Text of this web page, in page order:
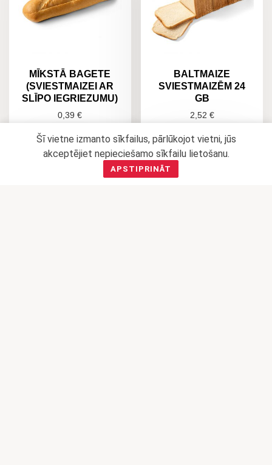
MĪKSTĀ BAGETE
(SVIESTMAIZEI AR
SLĪPO IEGRIEZUMU)
0,39€
LASĪT VAIRĀK
BALTMAIZE
SVIESTMAIZĒM 24
GB
2,52 €
PIEVIENOT
GROZAM
Šī vietne izmanto sīkfailus, pārlūkojot vietni, jūs
akceptējiet nepieciešamo sīkfailu lietošanu.
APSTIPRINĀT